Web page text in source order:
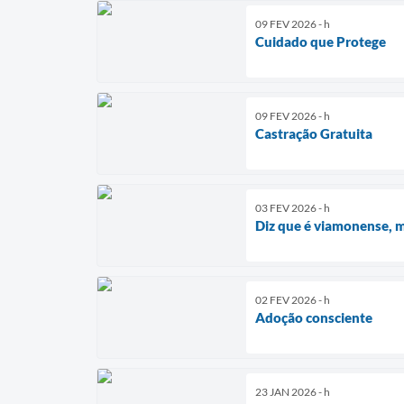
09 FEV 2026 - h
Cuidado que Protege
09 FEV 2026 - h
Castração Gratuita
03 FEV 2026 - h
Diz que é viamonense,
02 FEV 2026 - h
Adoção consciente
23 JAN 2026 - h